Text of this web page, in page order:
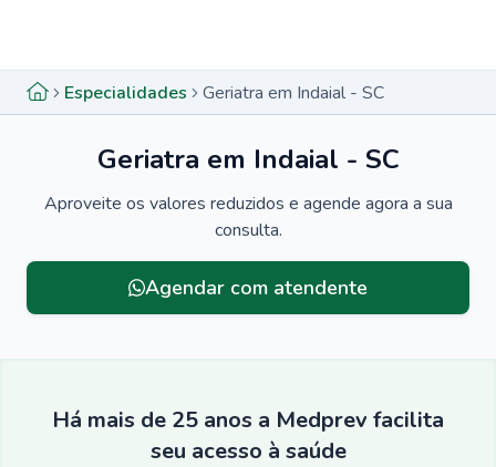
Especialidades Geriatra em Indaial - SC
Geriatra em Indaial - SC
Aproveite os valores reduzidos e agende agora a sua
consulta.
Agendar com atendente
Há mais de 25 anos a Medprev facilita
seu acesso à saúde